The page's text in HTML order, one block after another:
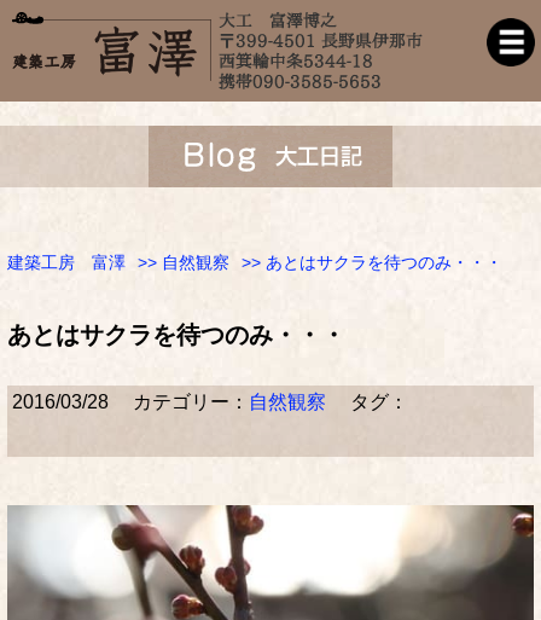
建築工房 富澤 >> 自然観察 >> あとはサクラを待つのみ・・・
あとはサクラを待つのみ・・・
2016/03/28 カテゴリー： 自然観察 タグ：